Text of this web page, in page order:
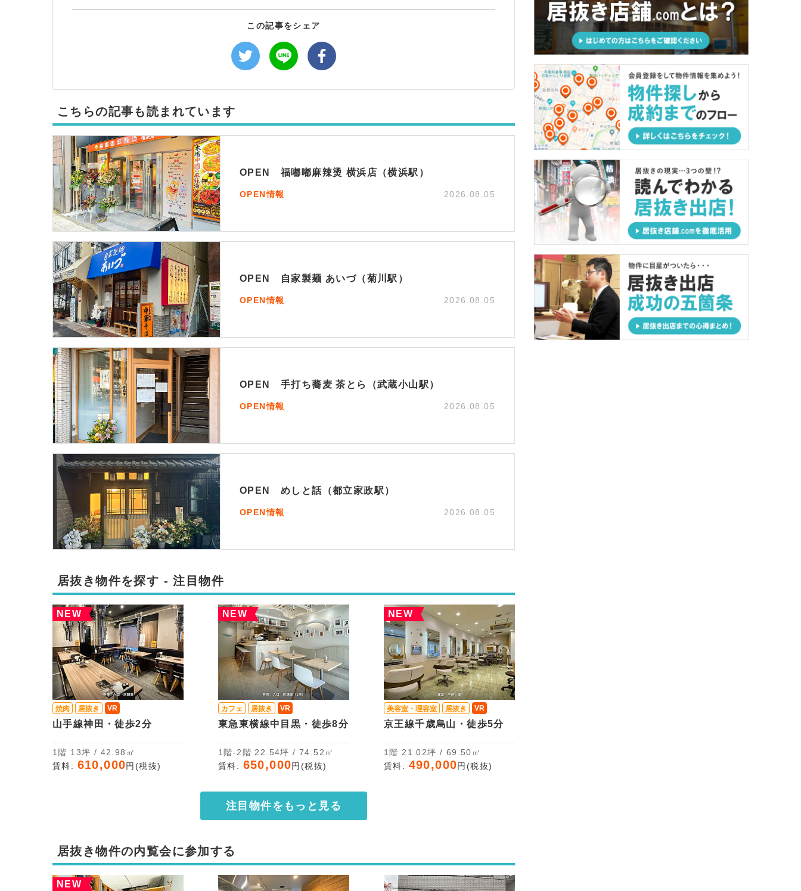
この記事をシェア
こちらの記事も読まれています
OPEN 福嘟嘟麻辣烫 横浜店（横浜駅）
OPEN情報 2026.08.05
OPEN 自家製麺 あいづ（菊川駅）
OPEN情報 2026.08.05
OPEN 手打ち蕎麦 茶とら（武蔵小山駅）
OPEN情報 2026.08.05
OPEN めしと話（都立家政駅）
OPEN情報 2026.08.05
居抜き物件を探す - 注目物件
NEW
焼肉 居抜き VR
山手線神田・徒歩2分
1階 13坪 / 42.98㎡
賃料: 610,000円(税抜)
NEW
カフェ 居抜き VR
東急東横線中目黒・徒歩8分
1階-2階 22.54坪 / 74.52㎡
賃料: 650,000円(税抜)
NEW
美容室・理容室 居抜き VR
京王線千歳烏山・徒歩5分
1階 21.02坪 / 69.50㎡
賃料: 490,000円(税抜)
注目物件をもっと見る
居抜き物件の内覧会に参加する
NEW